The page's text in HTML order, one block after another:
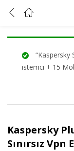
Kullanıcı adınızı ve
Beni Hatırla
“Kaspersky
istemci + 15
Kaspersky
Sınırsız Vpn